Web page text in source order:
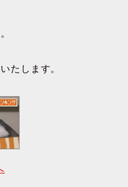
たします。